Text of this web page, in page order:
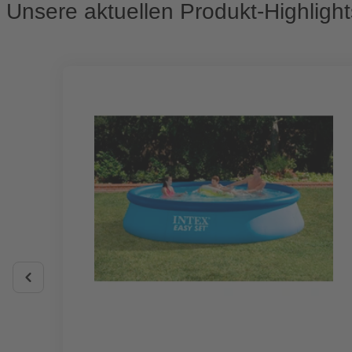
Unsere aktuellen Produkt-